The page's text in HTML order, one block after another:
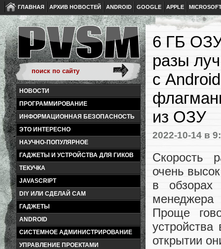
ГЛАВНАЯ АРХИВ НОВОСТЕЙ ANDROID GOOGLE APPLE
НОВОСТИ
ПРОГРАММИРОВАНИЕ
ИНФОРМАЦИОННАЯ БЕЗОПАСНОСТЬ
ЭТО ИНТЕРЕСНО
НАУЧНО-ПОПУЛЯРНОЕ
ГАДЖЕТЫ И УСТРОЙСТВА ДЛЯ ГИКОВ
ТЕКУЧКА
JAVASCRIPT
DIY ИЛИ СДЕЛАЙ САМ
ГАДЖЕТЫ
ANDROID
СИСТЕМНОЕ АДМИНИСТРИРОВАНИЕ
УПРАВЛЕНИЕ ПРОЕКТАМИ
6 ГБ
разы
с
из ОЗУ
2022-10-14 в
Скорость
очень
в обзорах
менеджера
Проще
открытии